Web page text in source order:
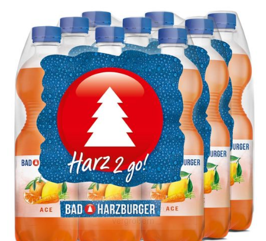
Doppelt antippen zum
vergrößern